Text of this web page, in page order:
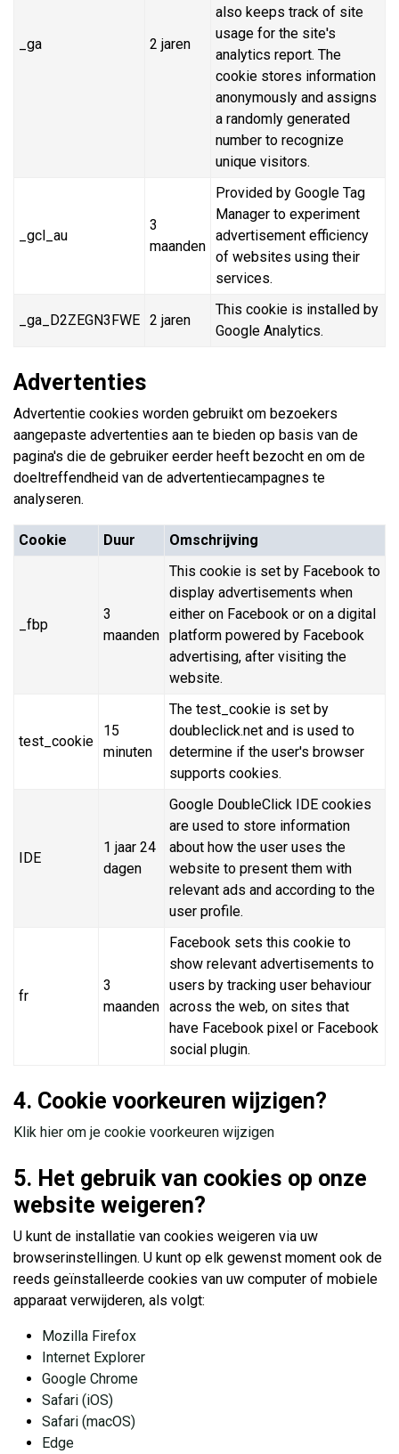
_ga 2 jaren
also keeps track of site
usage for the site's
analytics report. The
cookie stores information
anonymously and assigns
a randomly generated
number to recognize
unique visitors.
_gcl_au
3
maanden
Provided by Google Tag
Manager to experiment
advertisement efficiency
of websites using their
services.
_ga_D2ZEGN3FWE 2 jaren
This cookie is installed by
Google Analytics.
Advertenties
Advertentie cookies worden gebruikt om bezoekers
aangepaste advertenties aan te bieden op basis van de
pagina's die de gebruiker eerder heeft bezocht en om de
doeltreffendheid van de advertentiecampagnes te
analyseren.
Cookie Duur Omschrijving
_fbp
3
maanden
This cookie is set by Facebook to
display advertisements when
either on Facebook or on a digital
platform powered by Facebook
advertising, after visiting the
website.
test_cookie
15
minuten
The test_cookie is set by
doubleclick.net and is used to
determine if the user's browser
supports cookies.
IDE
1 jaar 24
dagen
Google DoubleClick IDE cookies
are used to store information
about how the user uses the
website to present them with
relevant ads and according to the
user profile.
fr
3
maanden
Facebook sets this cookie to
show relevant advertisements to
users by tracking user behaviour
across the web, on sites that
have Facebook pixel or Facebook
social plugin.
4. Cookie voorkeuren wijzigen?
Klik hier om je cookie voorkeuren wijzigen
5. Het gebruik van cookies op onze
website weigeren?
U kunt de installatie van cookies weigeren via uw
browserinstellingen. U kunt op elk gewenst moment ook de
reeds geïnstalleerde cookies van uw computer of mobiele
apparaat verwijderen, als volgt:
Mozilla Firefox
Internet Explorer
Google Chrome
Safari (iOS)
Safari (macOS)
Edge